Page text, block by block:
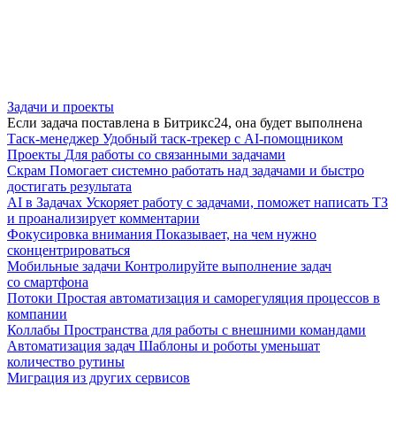
Задачи и проекты
Если задача поставлена в Битрикс24, она будет выполнена
Таск-менеджер Удобный таск-трекер с AI-помощником
Проекты Для работы со связанными задачами
Скрам Помогает системно работать над задачами и быстро
достигать результата
AI в Задачах Ускоряет работу с задачами, поможет написать ТЗ
и проанализирует комментарии
Фокусировка внимания Показывает, на чем нужно
сконцентрироваться
Мобильные задачи Контролируйте выполнение задач
со смартфона
Потоки Простая автоматизация и саморегуляция процессов в
компании
Коллабы Пространства для работы с внешними командами
Автоматизация задач Шаблоны и роботы уменьшат
количество рутины
Миграция из других сервисов